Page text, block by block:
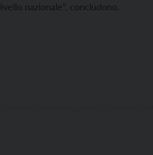
nazionale”, concludono.